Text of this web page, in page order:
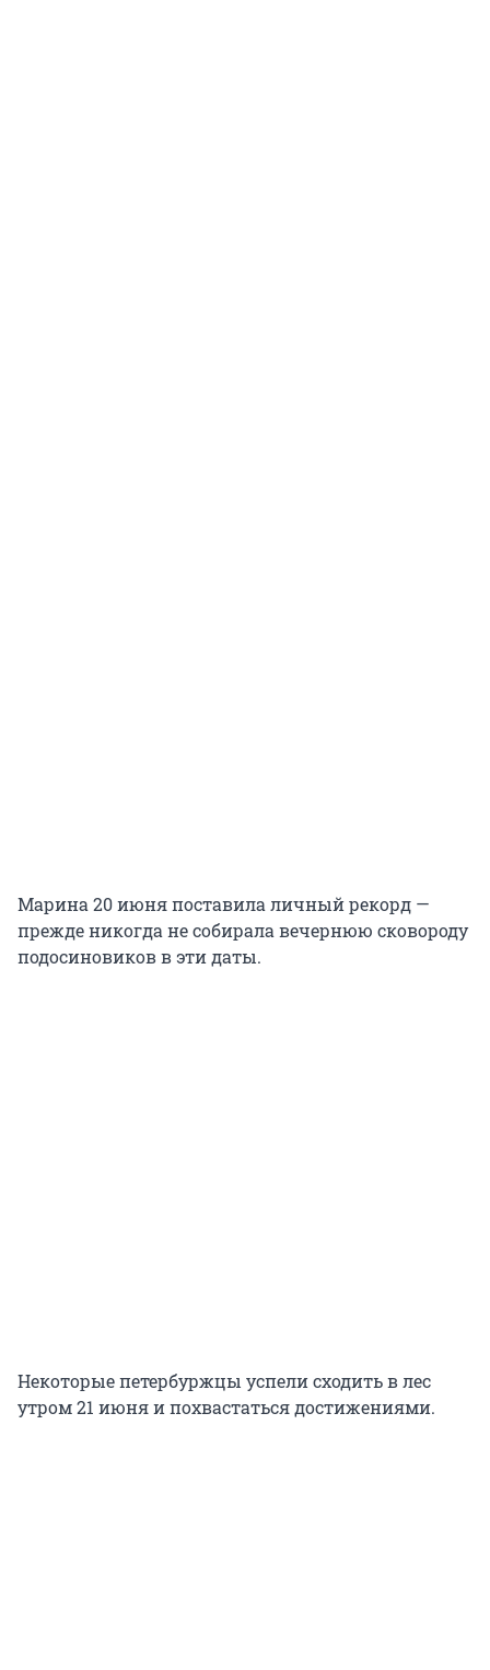
Марина 20 июня поставила личный рекорд —
прежде никогда не собирала вечернюю сковороду
подосиновиков в эти даты.
Некоторые петербуржцы успели сходить в лес
утром 21 июня и похвастаться достижениями.